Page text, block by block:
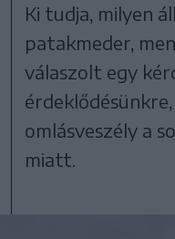
Ki tudja, milyen
patakmeder,
válaszolt egy
omlásveszély a
miatt.